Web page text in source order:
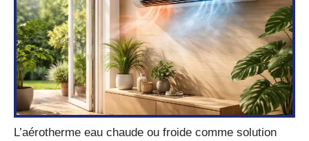
L’aérotherme eau chaude ou froide comme solution